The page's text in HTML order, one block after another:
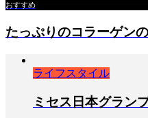
おすすめ
たっぷりのコラーゲン
ライフスタイル
ミセス日本グラン